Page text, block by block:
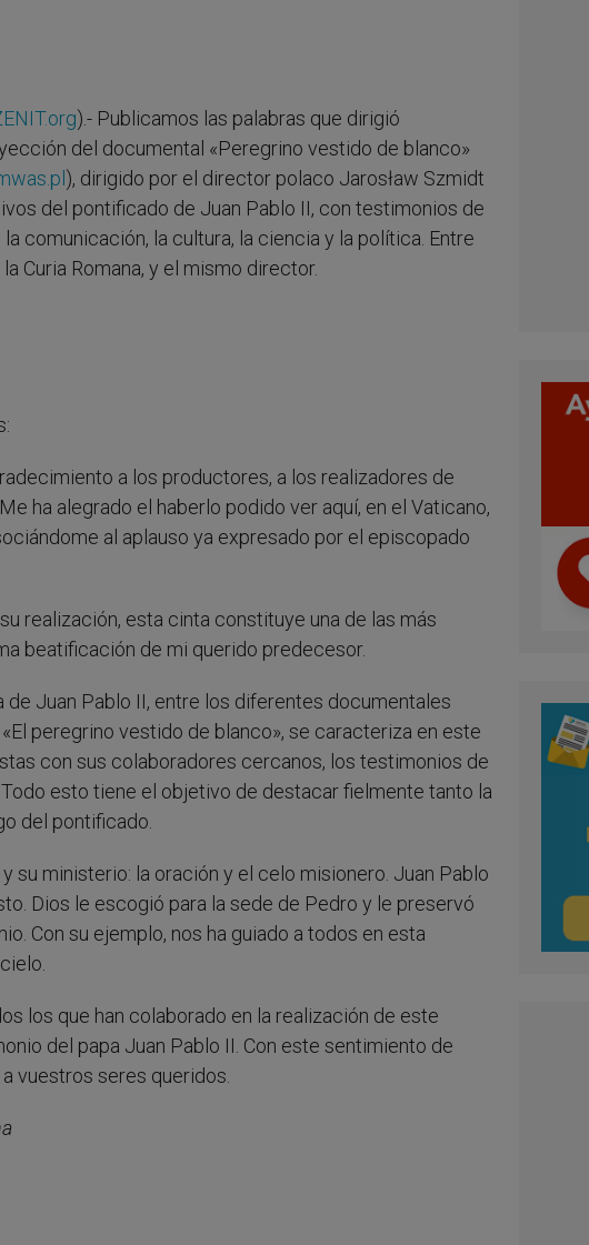
).- Publicamos las palabras que dirigió
del documental «Peregrino vestido de blanco»
), dirigido por el director polaco Jarosław Szmidt
del pontificado de Juan Pablo II, con testimonios de
comunicación, la cultura, la ciencia y la política. Entre
Curia Romana, y el mismo director.
a los productores, a los realizadores de
ha alegrado el haberlo podido ver aquí, en el Vaticano,
al aplauso ya expresado por el episcopado
realización, esta cinta constituye una de las más
beatificación de mi querido predecesor.
Juan Pablo II, entre los diferentes documentales
peregrino vestido de blanco», se caracteriza en este
con sus colaboradores cercanos, los testimonios de
esto tiene el objetivo de destacar fielmente tanto la
del pontificado.
su ministerio: la oración y el celo misionero. Juan Pablo
Dios le escogió para la sede de Pedro y le preservó
Con su ejemplo, nos ha guiado a todos en esta
los que han colaborado en la realización de este
del papa Juan Pablo II. Con este sentimiento de
vuestros seres queridos.